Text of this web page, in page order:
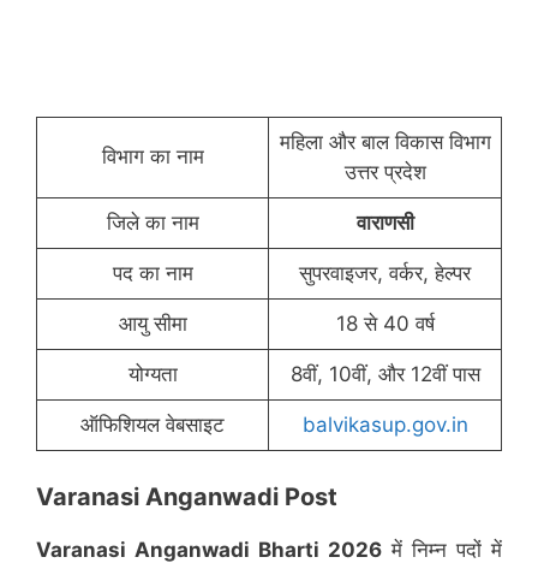
विभाग का नाम
महिला और बाल विकास विभाग
उत्तर प्रदेश
जिले का नाम वाराणसी
पद का नाम सुपरवाइजर, वर्कर, हेल्पर
आयु सीमा 18 से 40 वर्ष
योग्यता 8वीं, 10वीं, और 12वीं पास
ऑफिशियल वेबसाइट balvikasup.gov.in
Varanasi Anganwadi Post
Varanasi Anganwadi Bharti 2026 में निम्न पदों में